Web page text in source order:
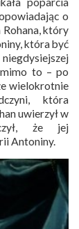
o
Rohana, który
która być
mimo to – po
wielokrotnie
która
uwierzył w
że jej
Antoniny.